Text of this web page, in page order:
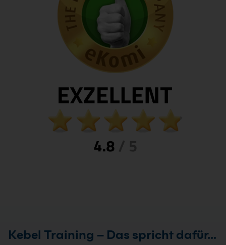
Kebel Training – Das spricht dafür…